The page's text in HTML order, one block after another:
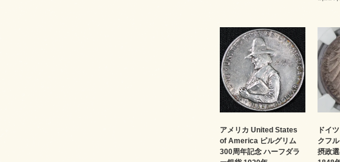
アメリカ United States
of America ピルグリム
300周年記念 ハーフダラ
ドイ
クフ
摂政